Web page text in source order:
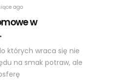
ago
w
których wraca się nie
na smak potraw, ale